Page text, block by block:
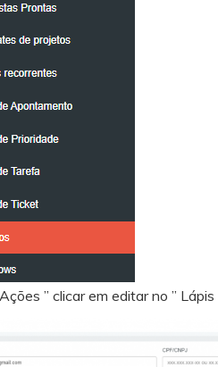
” clicar em editar no ” Lápis